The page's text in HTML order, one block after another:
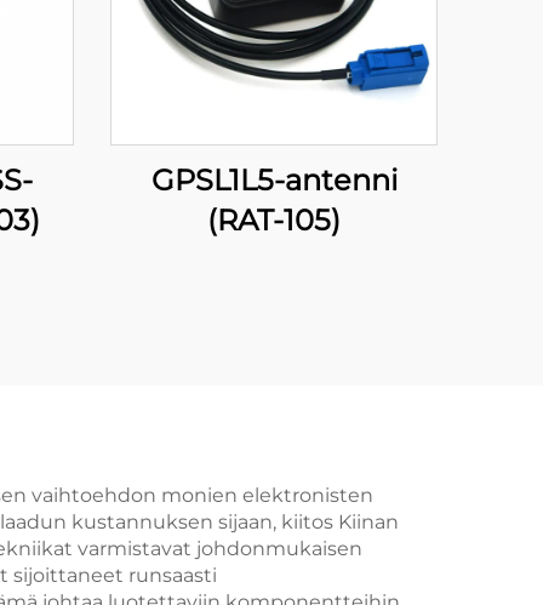
GPSL1L5-antenni
(RAT-105)
vaihtoehdon monien elektronisten
kustannuksen sijaan, kiitos Kiinan
varmistavat johdonmukaisen
sijoittaneet runsaasti